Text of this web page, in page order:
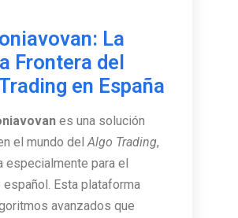
La
Frontera del
en España
es una solución
el mundo delAlgo Trading,
especialmente para el
español. Esta plataforma
avanzados que